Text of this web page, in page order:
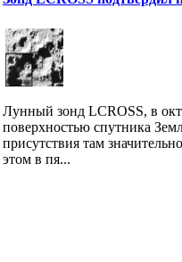
Лунный зонд LCROSS, в
поверхностью спутника
присутствия там
этом в пя...